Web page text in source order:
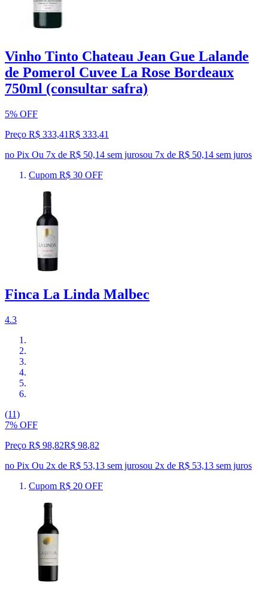
Vinho Tinto Chateau Jean Gue Lalande
de Pomerol Cuvee La Rose Bordeaux
750ml (consultar safra)
5% OFF
Preço R$ 333,41R$ 333,41
no Pix Ou 7x de R$ 50,14 sem jurosou 7x de R$ 50,14 sem juros
Cupom R$ 30 OFF
Finca La Linda Malbec
4.3
(11)
7% OFF
Preço R$ 98,82R$ 98,82
no Pix Ou 2x de R$ 53,13 sem jurosou 2x de R$ 53,13 sem juros
Cupom R$ 20 OFF